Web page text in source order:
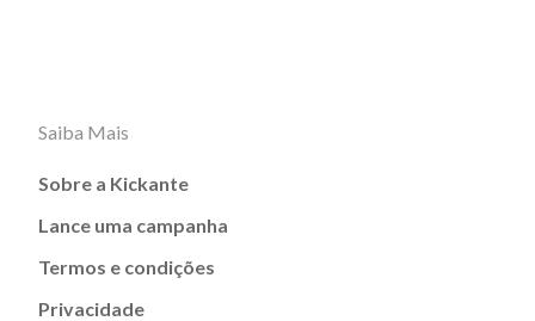
Saiba Mais
Sobre a Kickante
Lance uma campanha
Termos e condições
Privacidade